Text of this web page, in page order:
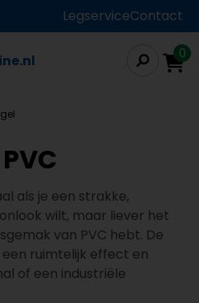
LegserviceContact
0
als je een strakke,
wilt, maar liever het
van PVC hebt. De
ruimtelijk effect en
of een industriële